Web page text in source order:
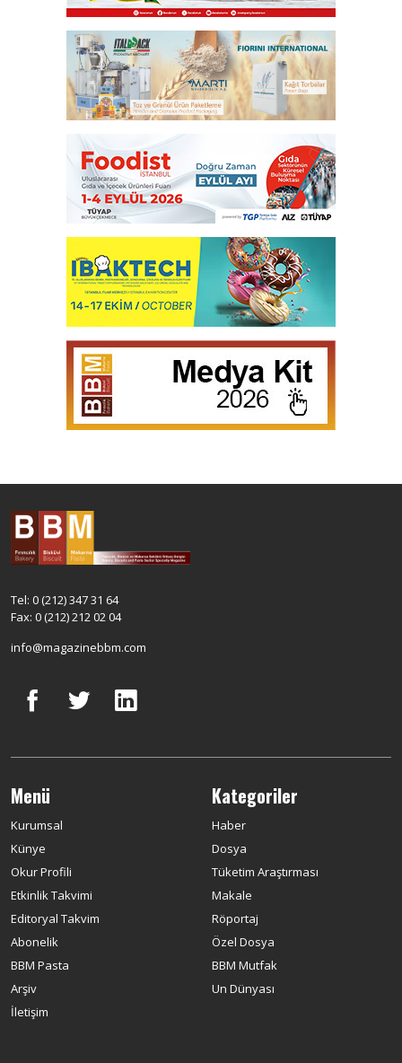
Tel: 0 (212) 347 31 64
Fax: 0 (212) 212 02 04
info@magazinebbm.com
Menü
Kurumsal
Künye
Okur Profili
Etkinlik Takvimi
Editoryal Takvim
Abonelik
BBM Pasta
Arşiv
İletişim
Kategoriler
Haber
Dosya
Tüketim Araştırması
Makale
Röportaj
Özel Dosya
BBM Mutfak
Un Dünyası